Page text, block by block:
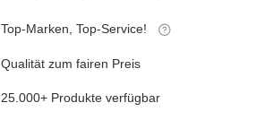
Top-Marken, Top-Service!
Qualität zum fairen Preis
25.000+ Produkte verfügbar